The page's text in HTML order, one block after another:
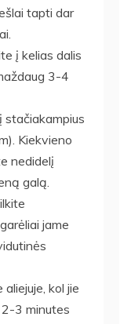
tapti dar
į kelias dalis
3-4
Kiekvieno
nedidelį
galą.
jame
kol jie
3 minutes